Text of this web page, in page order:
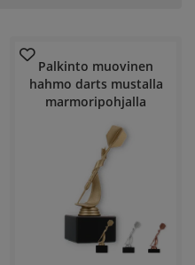
Palkinto muovinen
hahmo darts mustalla
marmoripohjalla